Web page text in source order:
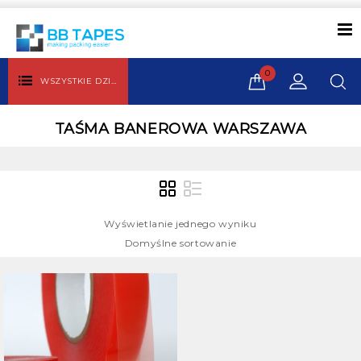
WSZYSTKIE DZIAŁY
0
TAŚMA BANEROWA WARSZAWA
Wyświetlanie jednego wyniku
Domyślne sortowanie